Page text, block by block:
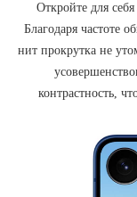
Откройте для
Благодаря частоте
нит прокрутка не
контрастность,